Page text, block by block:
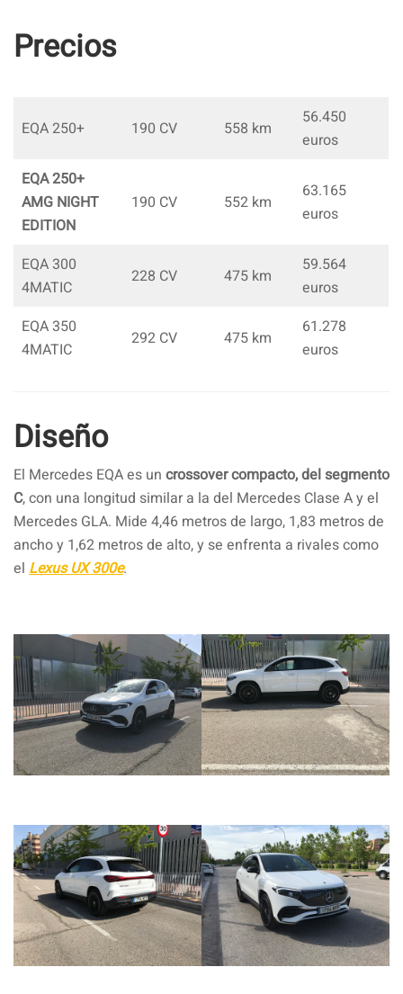
Precios
EQA 250+ 190 CV 558 km
56.450
euros
EQA 250+
AMG NIGHT
EDITION
190 CV 552 km
63.165
euros
EQA 300
4MATIC
228 CV 475 km
59.564
euros
EQA 350
4MATIC
292 CV 475 km
61.278
euros
Diseño
El Mercedes EQA es un crossover compacto, del segmento
C, con una longitud similar a la del Mercedes Clase A y el
Mercedes GLA. Mide 4,46 metros de largo, 1,83 metros de
ancho y 1,62 metros de alto, y se enfrenta a rivales como
el Lexus UX 300e.